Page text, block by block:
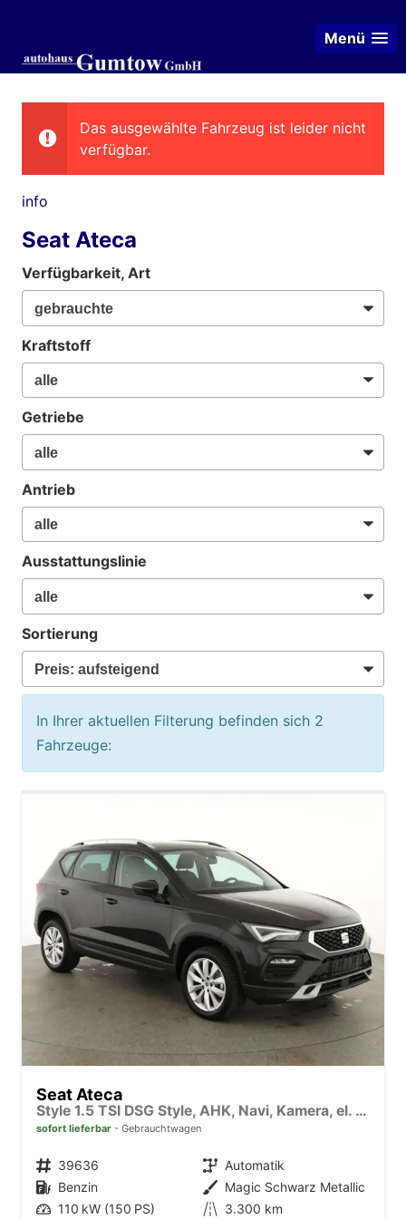
Menü
Das ausgewählte Fahrzeug ist leider nicht
verfügbar.
info
Seat Ateca
Verfügbarkeit, Art
Kraftstoff
Getriebe
Antrieb
Ausstattungslinie
Sortierung
In Ihrer aktuellen Filterung befinden sich 2
Fahrzeuge:
Seat Ateca
Style 1.5 TSI DSG Style, AHK, Navi, Kamera, el. Klappe
sofort lieferbar Gebrauchtwagen
Fahrzeugnr. 39636 Getriebe Automatik
Kraftstoff Benzin Außenfarbe Magic Schwarz Metallic
Leistung 110 kW (150 PS) Kilometerstand 3.300 km